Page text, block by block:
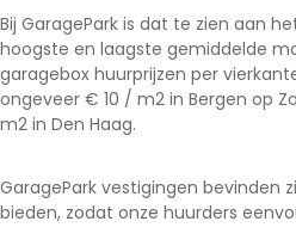
Bij GaragePark is dat te zien aan
hoogste en laagste gemiddelde
garagebox huurprijzen per
ongeveer € 10 / m2 in Bergen op
m2 in Den Haag.
GaragePark vestigingen bevinden
bieden, zodat onze huurders